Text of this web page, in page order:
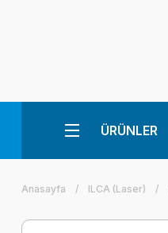
ÜRÜNLER
Anasayfa ILCA (Laser)